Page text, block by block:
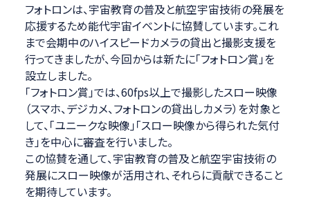
フォトロンは、宇宙教育の普及と航空宇宙技術の発展を
応援するため能代宇宙イベントに協賛しています。これ
まで会期中のハイスピードカメラの貸出と撮影支援を
行ってきましたが、今回からは新たに「フォトロン賞」を
設立しました。
「フォトロン賞」では、60fps以上で撮影したスロー映像
（スマホ、デジカメ、フォトロンの貸出しカメラ）を対象と
して、「ユニークな映像」「スロー映像から得られた気付
き」を中心に審査を行いました。
この協賛を通して、宇宙教育の普及と航空宇宙技術の
発展にスロー映像が活用され、それらに貢献できること
を期待しています。